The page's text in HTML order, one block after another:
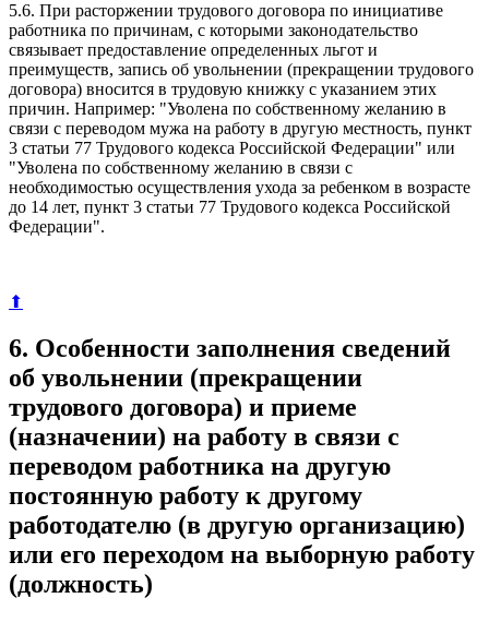
5.6. При расторжении трудового договора по инициативе
работника по причинам, с которыми законодательство
связывает предоставление определенных льгот и
преимуществ, запись об увольнении (прекращении трудового
договора) вносится в трудовую книжку с указанием этих
причин. Например: "Уволена по собственному желанию в
связи с переводом мужа на работу в другую местность, пункт
3 статьи 77 Трудового кодекса Российской Федерации" или
"Уволена по собственному желанию в связи с
необходимостью осуществления ухода за ребенком в возрасте
до 14 лет, пункт 3 статьи 77 Трудового кодекса Российской
Федерации".
⬆
6. Особенности заполнения сведений
об увольнении (прекращении
трудового договора) и приеме
(назначении) на работу в связи с
переводом работника на другую
постоянную работу к другому
работодателю (в другую организацию)
или его переходом на выборную работу
(должность)